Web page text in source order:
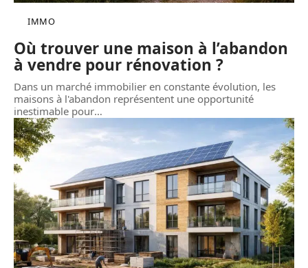
IMMO
Où trouver une maison à l’abandon
à vendre pour rénovation ?
Dans un marché immobilier en constante évolution, les
maisons à l'abandon représentent une opportunité
inestimable pour…